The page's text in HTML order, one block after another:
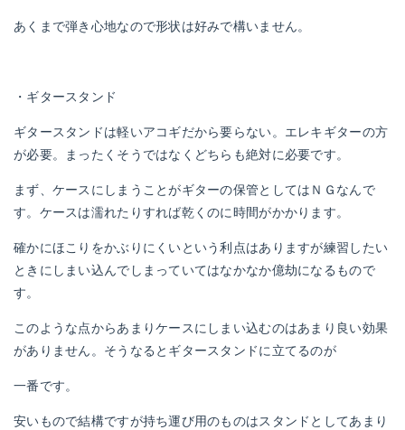
あくまで弾き心地なので形状は好みで構いません。
・ギタースタンド
ギタースタンドは軽いアコギだから要らない。エレキギターの方
が必要。まったくそうではなくどちらも絶対に必要です。
まず、ケースにしまうことがギターの保管としてはＮＧなんで
す。ケースは濡れたりすれば乾くのに時間がかかります。
確かにほこりをかぶりにくいという利点はありますが練習したい
ときにしまい込んでしまっていてはなかなか億劫になるもので
す。
このような点からあまりケースにしまい込むのはあまり良い効果
がありません。そうなるとギタースタンドに立てるのが
一番です。
安いもので結構ですが持ち運び用のものはスタンドとしてあまり